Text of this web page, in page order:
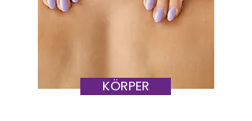
KÖRPER